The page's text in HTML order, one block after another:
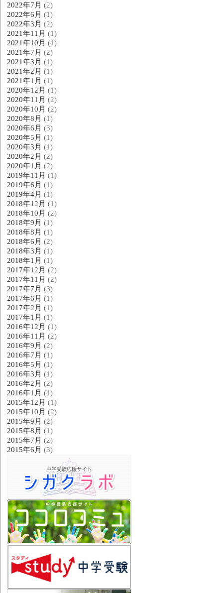
2022年7月 (2)
2022年6月 (1)
2022年3月 (2)
2021年11月 (1)
2021年10月 (1)
2021年7月 (2)
2021年3月 (1)
2021年2月 (1)
2021年1月 (1)
2020年12月 (1)
2020年11月 (2)
2020年10月 (2)
2020年8月 (1)
2020年6月 (3)
2020年5月 (1)
2020年3月 (1)
2020年2月 (2)
2020年1月 (2)
2019年11月 (1)
2019年6月 (1)
2019年4月 (1)
2018年12月 (1)
2018年10月 (2)
2018年9月 (1)
2018年8月 (1)
2018年6月 (2)
2018年3月 (1)
2018年1月 (1)
2017年12月 (2)
2017年11月 (2)
2017年7月 (3)
2017年6月 (1)
2017年2月 (1)
2017年1月 (1)
2016年12月 (1)
2016年11月 (2)
2016年9月 (2)
2016年7月 (1)
2016年5月 (1)
2016年3月 (1)
2016年2月 (2)
2016年1月 (1)
2015年12月 (1)
2015年10月 (2)
2015年9月 (2)
2015年8月 (1)
2015年7月 (2)
2015年6月 (3)